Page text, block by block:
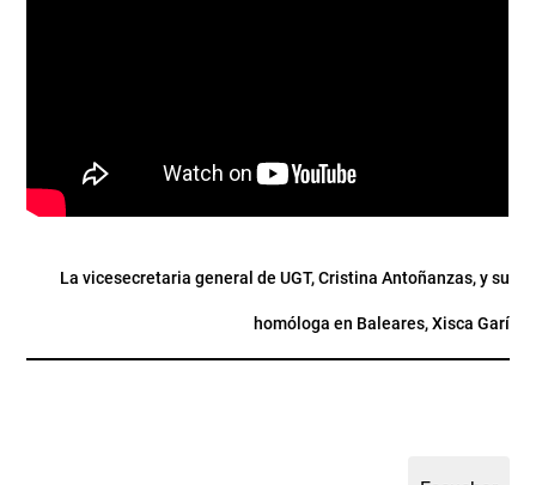
La vicesecretaria general de UGT, Cristina Antoñanzas, y su
homóloga en Baleares, Xisca Garí